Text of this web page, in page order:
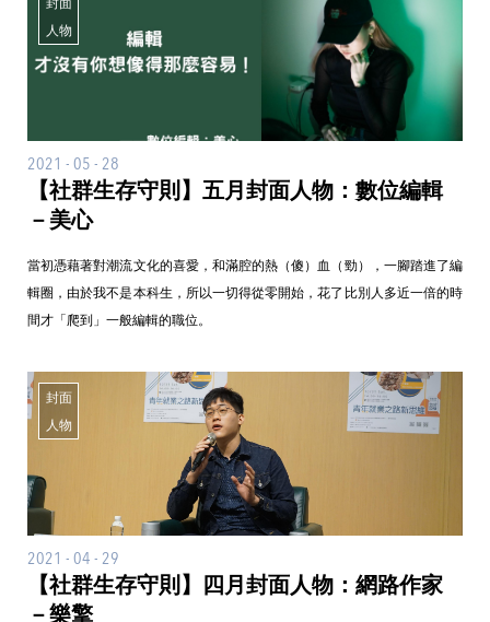
人物
2021 - 05 - 28
【社群生存守則】五月封面人物：數位編輯
－美心
當初憑藉著對潮流文化的喜愛，和滿腔的熱（傻）血（勁），一腳踏進了編
輯圈，由於我不是本科生，所以一切得從零開始，花了比別人多近一倍的時
間才「爬到」一般編輯的職位。
封面
人物
2021 - 04 - 29
【社群生存守則】四月封面人物：網路作家
－樂擎